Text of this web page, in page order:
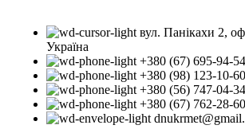
вул. Панікахи 2,
Україна
+380 (67) 695-94-54
+380 (98) 123-10-60
+380 (56) 747-04-34
+380 (67) 762-28-60